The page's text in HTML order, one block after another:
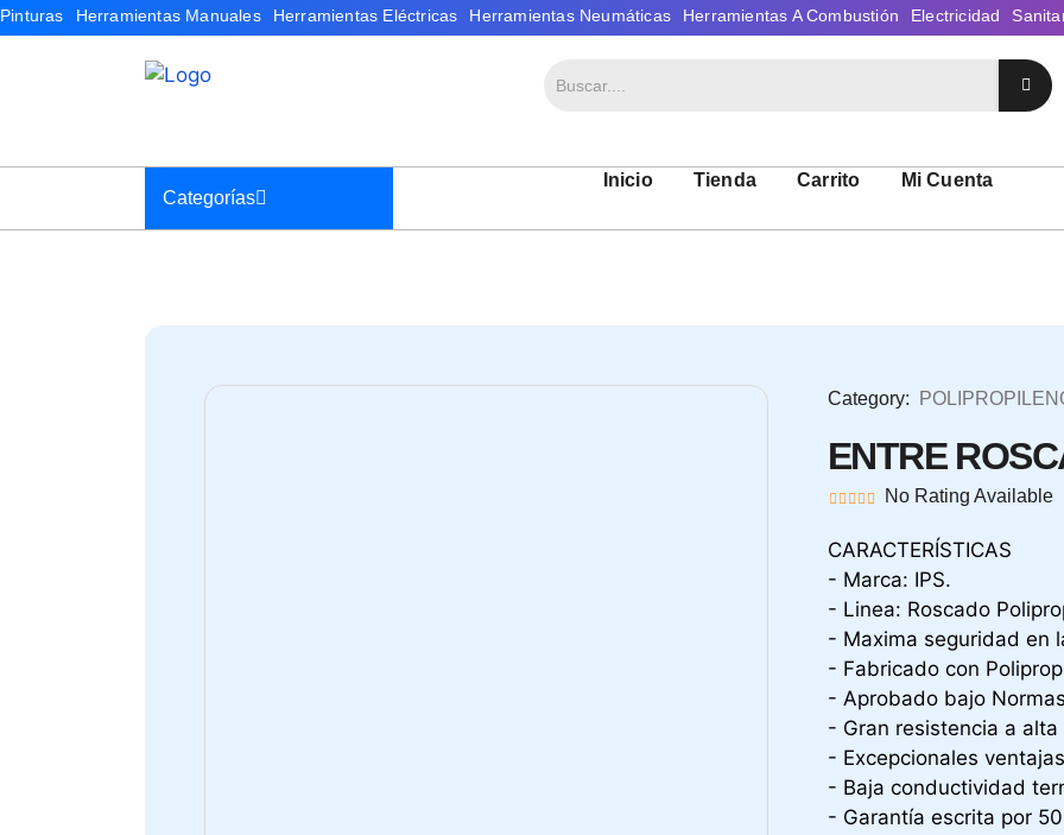
Categorías
Inicio Tienda Carrito Mi Cuenta
Category:
ENTRE
No Rating Available
CARACTERÍSTICAS
- Marca: IPS.
- Linea: Roscado
- Maxima seguridad en
- Fabricado con
- Aprobado bajo
- Gran resistencia a
- Excepcionales
- Baja conductividad
- Garantía escrita por